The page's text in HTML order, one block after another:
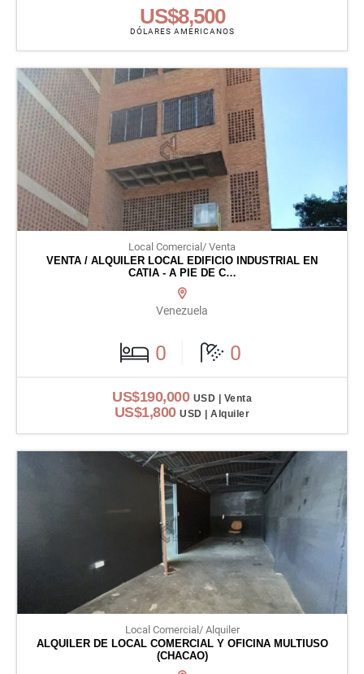
US$8,500
DÓLARES AMERICANOS
Local Comercial/ Venta
VENTA / ALQUILER LOCAL EDIFICIO INDUSTRIAL EN
CATIA - A PIE DE C…
Venezuela
0 0
US$190,000 USD | Venta
US$1,800USD | Alquiler
Local Comercial/ Alquiler
ALQUILER DE LOCAL COMERCIAL Y OFICINA MULTIUSO
(CHACAO)